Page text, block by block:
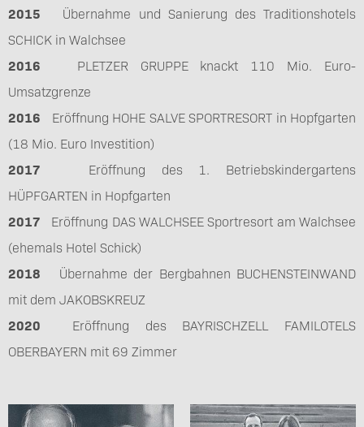
2015 Übernahme und Sanierung des Traditionshotels
SCHICK in Walchsee
2016 PLETZER GRUPPE knackt 110 Mio. Euro-
Umsatzgrenze
2016 Eröffnung HOHE SALVE SPORTRESORT in Hopfgarten
(18 Mio. Euro Investition)
2017 Eröffnung des 1. Betriebskindergartens
HÜPFGARTEN in Hopfgarten
2017 Eröffnung DAS WALCHSEE Sportresort am Walchsee
(ehemals Hotel Schick)
2018 Übernahme der Bergbahnen BUCHENSTEINWAND
mit dem JAKOBSKREUZ
2020 Eröffnung des BAYRISCHZELL FAMILOTELS
OBERBAYERN mit 69 Zimmer